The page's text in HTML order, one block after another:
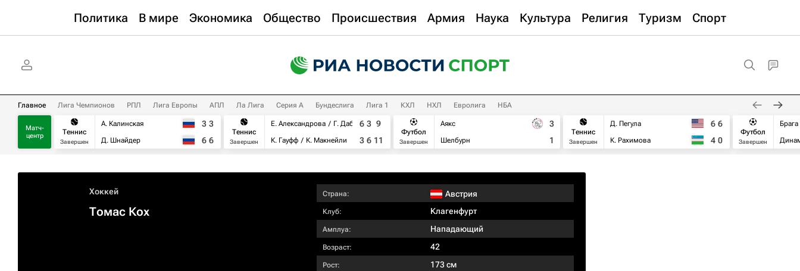
Политика В мире Экономика Общество Происшествия Армия Наука Культура Религия Туризм Спорт
Главное Лига Чемпионов РПЛ Лига Европы АПЛ Ла Лига Серия А Бундеслига Лига 1 КХЛ НХЛ Евролига НБА
Матч-
центр
Теннис
Завершен
А. Калинская
Д. Шнайдер
3 3
6 6
Теннис
Завершен
Е. Александрова
Г. Дабровски
К. Гауфф
К. Макнейли
6 3 9
3 6 11
Футбол
Завершен
Аякс
Шелбурн
3
1
Теннис
Завершен
Д. Пегула
К. Рахимова
6 6
4 0
Футбол
Завершен
Брага
Хоккей
Томас Кох
Страна: Австрия
Клуб: Клагенфурт
Амплуа: Нападающий
Возраст: 42
Рост: 173 см